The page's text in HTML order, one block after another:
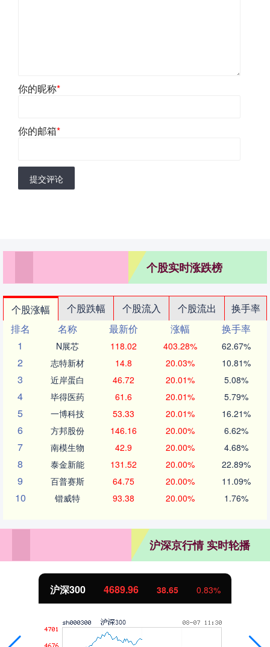
你的昵称*
你的邮箱*
提交评论
个股实时涨跌榜
个股涨幅 个股跌幅 个股流入 个股流出
换手率
排名
名称 最新价 涨幅
换手率
1
N展芯 118.02 403.28% 62.67%
2 志特新材 14.8 20.03% 10.81%
3 近岸蛋白 46.72 20.01% 5.08%
4 毕得医药 61.6 20.01% 5.79%
5 一博科技 53.33 20.01% 16.21%
6 方邦股份 146.16 20.00% 6.62%
7 南模生物 42.9 20.00% 4.68%
8 泰金新能 131.52 20.00% 22.89%
9 百普赛斯 64.75 20.00% 11.09%
10 锴威特 93.38 20.00% 1.76%
沪深京行情 实时轮播
沪深300 4689.96 38.65 0.83%